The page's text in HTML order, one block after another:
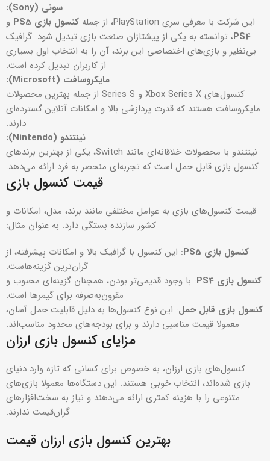
سونی (Sony):
این شرکت با معرفی سری PlayStation، از جمله
کنسول بازی
و
PS4، توانسته به یکی از پیشتازان صنعت بازی تبدیل شود. گرافیک
بی‌نظیر و بازی‌های اختصاصی این برند، آن را به انتخاب اول بسیاری
از کاربران تبدیل کرده است.
مایکروسافت (Microsoft):
کنسول‌های Xbox Series X و Series S از جمله بهترین محصولات
مایکروسافت هستند که قدرت پردازشی بالا و امکانات آنلاین گسترده‌ای
دارند.
نینتندو (Nintendo):
نینتندو با محصولات خلاقانه‌ای مانند Switch، یکی از بهترین برندهای
کنسول بازی قابل حمل است که تجربه‌ای منحصر به فرد ارائه می‌دهد.
قیمت کنسول بازی
قیمت کنسول‌های بازی به عوامل مختلفی مانند برند، مدل، امکانات و
کشور سازنده بستگی دارد. به عنوان مثال:
کنسول بازی
: این کنسول با گرافیک بالا و امکانات پیشرفته، از
گران‌ترین گزینه‌هاست.
کنسول بازی
: با وجود قدیمی‌تر بودن، همچنان گزینه‌ای محبوب و
مقرون‌به‌صرفه برای گیمرها است.
کنسول بازی قابل حمل: این نوع کنسول‌ها به دلیل قابلیت حمل آسان،
معمولا قیمت مناسبی دارند و برای بودجه‌های محدود مناسب‌اند.
مزایای کنسول بازی ارزان
کنسول‌های بازی ارزان، به خصوص برای کسانی که تازه وارد دنیای
بازی شده‌اند، انتخاب خوبی هستند. این دستگاه‌ها معمولا بازی‌های
متنوعی را با هزینه کمتری ارائه می‌دهند و نیاز به سخت‌افزارهای
گران‌قیمت ندارند.
بهترین کنسول بازی ارزان قیمت